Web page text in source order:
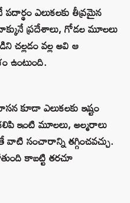
ఎలుకలకు తీవ్రమైన
ప్రదేశాలు, గోడల మూలలు
చల్లడం వల్ల అవి ఆ
ఉంటుంది.
కూడా ఎలుకలకు ఇష్టం
ఇంటి మూలలు, అల్మరాలు
వాటి సంచారాన్ని తగ్గించవచ్చు.
కాబట్టి తరచూ